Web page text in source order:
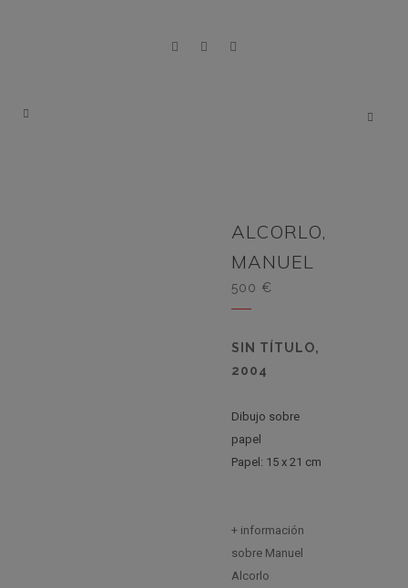
ALCORLO,
MANUEL
500 €
SIN TÍTULO,
2004
Dibujo sobre
papel
Papel: 15 x 21 cm
+ información
sobre Manuel
Alcorlo